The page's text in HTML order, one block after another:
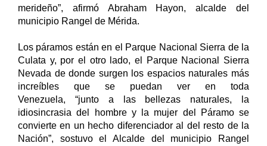
merideño”, afirmó Abraham Hayon, alcalde del
municipio Rangel de Mérida.
Los páramos están en el Parque Nacional Sierra de la
Culata y, por el otro lado, el Parque Nacional Sierra
Nevada de donde surgen los espacios naturales más
increíbles que se puedan ver en toda
Venezuela, “junto a las bellezas naturales, la
idiosincrasia del hombre y la mujer del Páramo se
convierte en un hecho diferenciador al del resto de la
Nación”, sostuvo el Alcalde del municipio Rangel